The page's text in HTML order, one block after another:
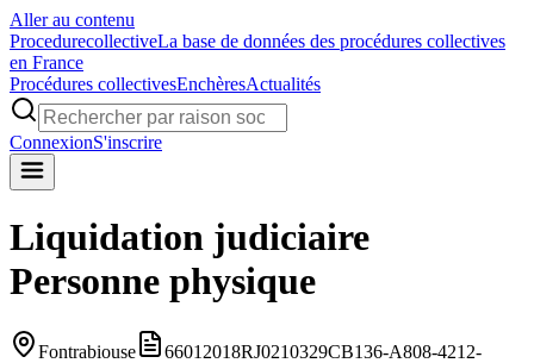
Aller au contenu
ProcedurecollectiveLa base de données des procédures collectives
en France
Procédures collectivesEnchèresActualités
ConnexionS'inscrire
Liquidation judiciaire
Personne physique
Fontrabiouse
66012018RJ0210329CB136-A808-4212-